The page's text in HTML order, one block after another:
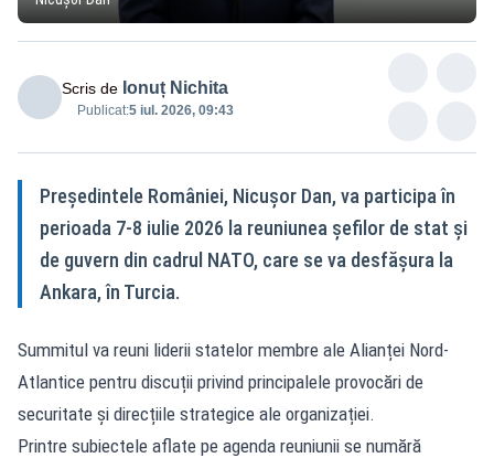
Scris de Ionuț Nichita
Publicat:5 iul. 2026, 09:43
Președintele României, Nicușor Dan, va participa în
perioada 7-8 iulie 2026 la reuniunea șefilor de stat și
de guvern din cadrul NATO, care se va desfășura la
Ankara, în Turcia.
Summitul va reuni liderii statelor membre ale Alianței Nord-
Atlantice pentru discuții privind principalele provocări de
securitate și direcțiile strategice ale organizației.
Printre subiectele aflate pe agenda reuniunii se numără